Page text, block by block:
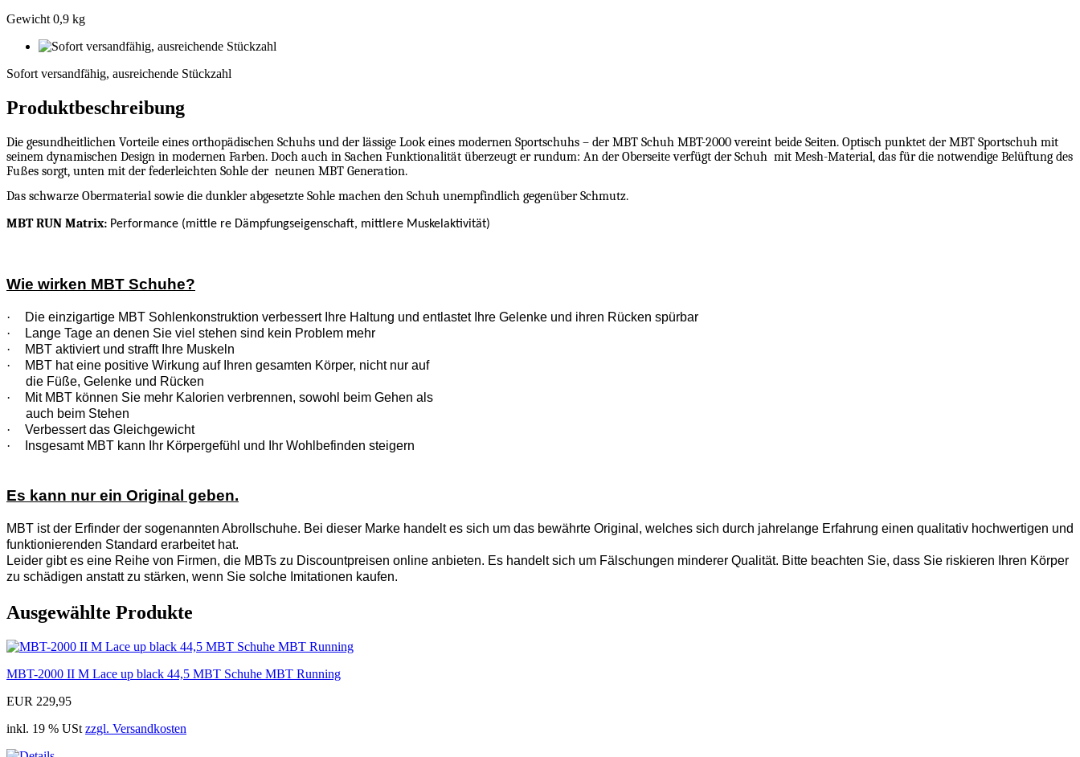
Gewicht 0,9 kg
Sofort versandfähig, ausreichende Stückzahl
Produktbeschreibung
Die gesundheitlichen Vorteile eines orthopädischen Schuhs und der lässige Look eines modernen Sportschuhs – der MBT Schuh MBT-2000 vereint beide Seiten. Optisch punktet der MBT Sportschuh mit
seinem dynamischen Design in modernen Farben. Doch auch in Sachen Funktionalität überzeugt er rundum: An der Oberseite verfügt der Schuh mit Mesh-Material, das für die notwendige Belüftung des
Fußes sorgt, unten mit der federleichten Sohle der neunen MBT Generation.
Das schwarze Obermaterial sowie die dunkler abgesetzte Sohle machen den Schuh unempfindlich gegenüber Schmutz.
MBT RUN Matrix: Performance (mittle re Dämpfungseigenschaft, mittlere Muskelaktivität)
Wie wirken MBT Schuhe?
·
Die einzigartige MBT Sohlenkonstruktion verbessert Ihre Haltung und entlastet Ihre Gelenke und ihren Rücken spürbar
·
Lange Tage an denen Sie viel stehen sind kein Problem mehr
·
MBT aktiviert und strafft Ihre Muskeln
·
MBT hat eine positive Wirkung auf Ihren gesamten Körper, nicht nur auf
die Füße, Gelenke und Rücken
·
Mit MBT können Sie mehr Kalorien verbrennen, sowohl beim Gehen als
auch beim Stehen
·
Verbessert das Gleichgewicht
·
Insgesamt MBT kann Ihr Körpergefühl und Ihr Wohlbefinden steigern
Es kann nur ein Original geben.
MBT ist der Erfinder der sogenannten Abrollschuhe. Bei dieser Marke handelt es sich um das bewährte Original, welches sich durch jahrelange Erfahrung einen qualitativ hochwertigen und
funktionierenden Standard erarbeitet hat.
Leider gibt es eine Reihe von Firmen, die MBTs zu Discountpreisen online anbieten. Es handelt sich um Fälschungen minderer Qualität. Bitte beachten Sie, dass Sie riskieren Ihren Körper
zu schädigen anstatt zu stärken, wenn Sie solche Imitationen kaufen.
Ausgewählte Produkte
MBT-2000 II M Lace up black 44,5 MBT Schuhe MBT Running
EUR 229,95
inkl. 19 % USt zzgl. Versandkosten